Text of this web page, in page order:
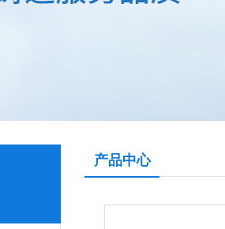
产品中心